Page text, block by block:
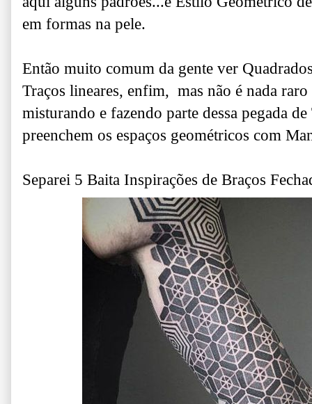
em formas na pele.
Então muito comum da gente ver
Traços lineares, enfim, mas não é nada
misturando e fazendo parte dessa pegada
preenchem os espaços geométricos com
Separei 5 Baita Inspirações de Braços